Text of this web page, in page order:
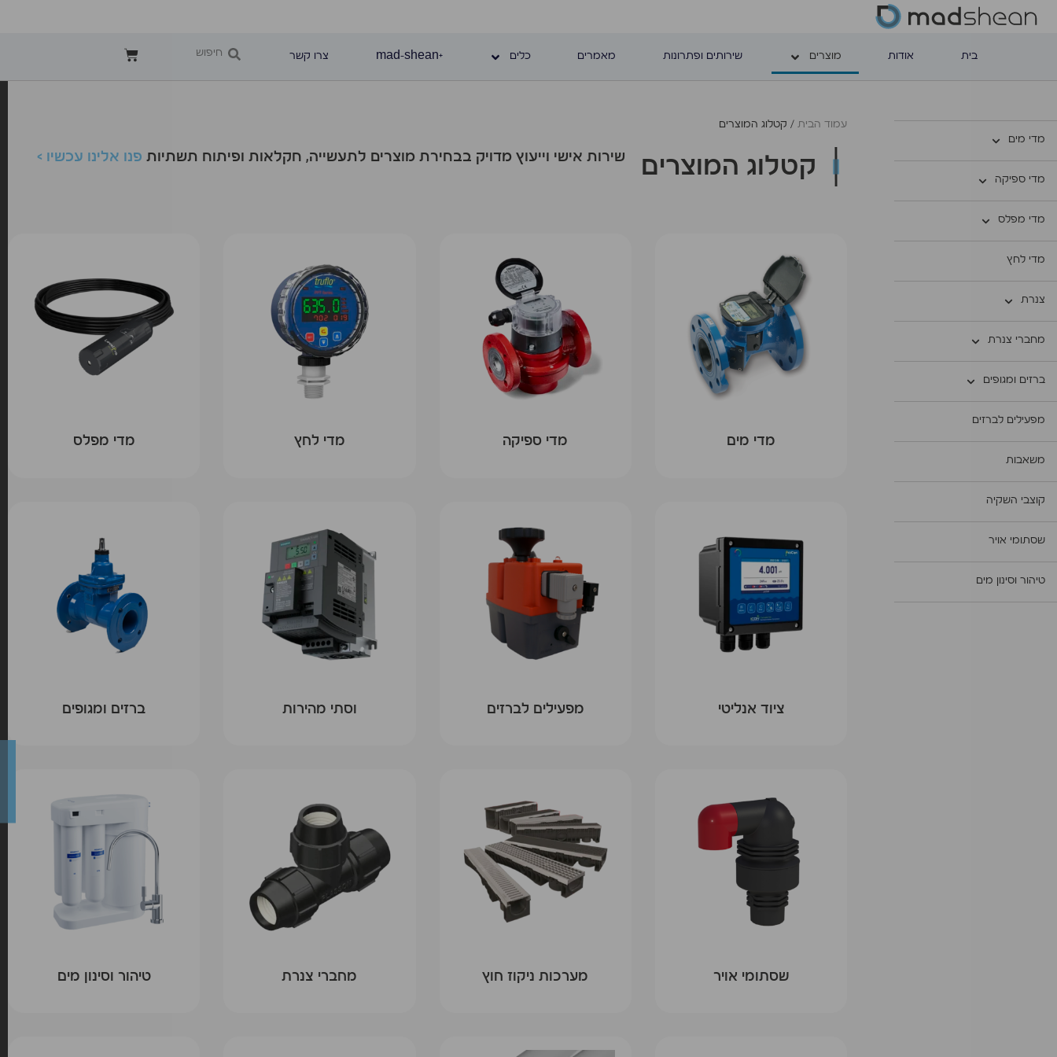
בית אודות מוצרים שירותים ופתרונות מאמרים כלים +mad-shean צרו קשר
מדי מים
מדי ספיקה
מדי מפלס
מדי לחץ
צנרת
מחברי צנרת
ברזים ומגופים
מפעילים לברזים
משאבות
קוצבי השקיה
שסתומי אויר
טיהור וסינון מים
עמוד הבית/ קטלוג המוצרים
קטלוג המוצרים שירות אישי וייעוץ מדויק בבחירת מוצרים לתעשייה, חקלאות ופיתוח תשתיות פנו אלינו עכשיו >
מדי מים מדי ספיקה מדי לחץ מדי מפלס
ציוד אנליטי מפעילים לברזים וסתי מהירות ברזים ומגופים
שסתומי אויר מערכות ניקוז חוץ מחברי צנרת טיהור וסינון מים